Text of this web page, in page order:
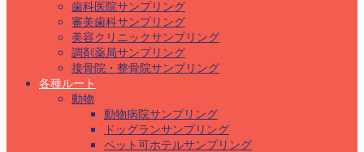
歯科医院サンプリング
審美歯科サンプリング
美容クリニックサンプリング
調剤薬局サンプリング
接骨院・整骨院サンプリング
各種ルート
動物
動物病院サンプリング
ドッグランサンプリング
ペット可ホテルサンプリング